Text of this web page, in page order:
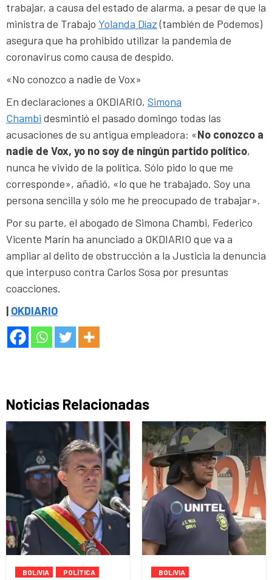
trabajar, a causa del estado de alarma, a pesar de que la
ministra de Trabajo Yolanda Díaz(también de Podemos)
asegura que ha prohibido utilizar la pandemia de
coronavirus como causa de despido.
«No conozco a nadie de Vox»
En declaraciones a OKDIARIO, Simona
Chambi desmintió el pasado domingo todas las
acusaciones de su antigua empleadora: «No conozco a
nadie de Vox, yo no soy de ningún partido político,
nunca he vivido de la política. Sólo pido lo que me
corresponde», añadió, «lo que he trabajado. Soy una
persona sencilla y sólo me he preocupado de trabajar».
Por su parte, el abogado de Simona Chambi, Federico
Vicente Marín ha anunciado a OKDIARIO que va a
ampliar al delito de obstrucción a la Justicia la denuncia
que interpuso contra Carlos Sosa por presuntas
coacciones.
| OKDIARIO
Noticias Relacionadas
BOLIVIA
POLÍTICA
BOLIVIA